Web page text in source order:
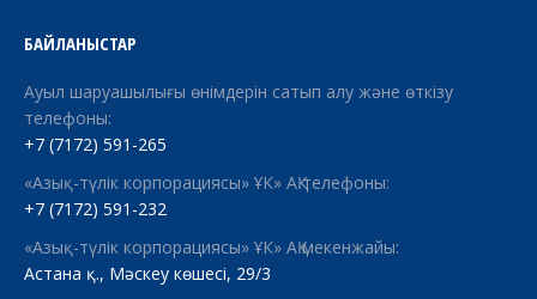
БАЙЛАНЫСТАР
Ауыл шаруашылығы өнімдерін сатып алу және өткізу
телефоны:
+7 (7172) 591-265
«Азық-түлік корпорациясы» ҰК» АҚ телефоны:
+7 (7172) 591-232
«Азық-түлік корпорациясы» ҰК» АҚ мекенжайы:
Астана қ., Мәскеу көшесі, 29/3